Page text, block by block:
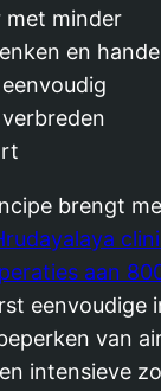
met minder
en
brengt
aan
eenvoudige
van
intensieve